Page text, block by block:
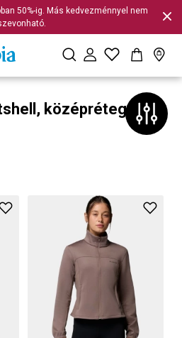
50%-ig. Más kedvezménnyel nem
középréteg